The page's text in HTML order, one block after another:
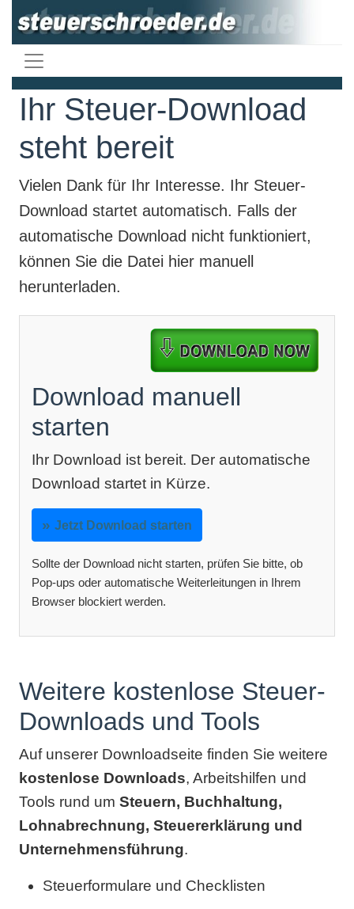
Ihr Steuer-Download
steht bereit
Vielen Dank für Ihr Interesse. Ihr Steuer-
Download startet automatisch. Falls der
automatische Download nicht funktioniert,
können Sie die Datei hier manuell
herunterladen.
Download manuell
starten
Ihr Download ist bereit. Der automatische
Download startet in Kürze.
Jetzt Download starten
Sollte der Download nicht starten, prüfen Sie bitte, ob
Pop-ups oder automatische Weiterleitungen in Ihrem
Browser blockiert werden.
Weitere kostenlose Steuer-
Downloads und Tools
Auf unserer Downloadseite finden Sie weitere
kostenlose Downloads, Arbeitshilfen und
Tools rund um Steuern, Buchhaltung,
Lohnabrechnung, Steuererklärung und
Unternehmensführung.
Steuerformulare und Checklisten